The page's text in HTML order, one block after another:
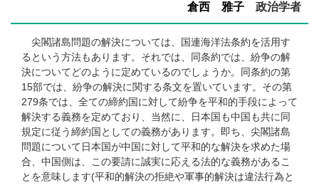
倉西 雅子 政治学者
尖閣諸島問題の解決については、国連海洋法条約を活用す
るという方法もあります。それでは、同条約では、紛争の解
決についてどのように定めているのでしょうか。同条約の第
15部では、紛争の解決に関する条文を置いています。その第
279条では、全ての締約国に対して紛争を平和的手段によって
解決する義務を定めており、当然に、日本国も中国も共に同
規定に従う締約国としての義務があります。即ち、尖閣諸島
問題について日本国が中国に対して平和的な解決を求めた場
合、中国側は、この要請に誠実に応える法的な義務があるこ
とを意味します(平和的解決の拒絶や軍事的解決は違法行為と